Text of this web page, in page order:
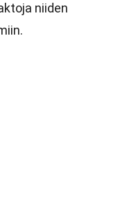
niiden